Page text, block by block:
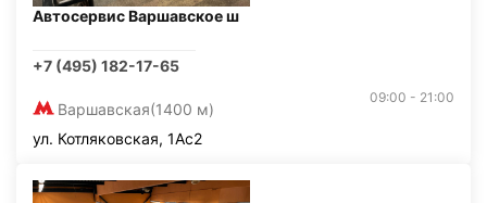
Автосервис Варшавское ш
+7 (495) 182-17-65
Варшавская(1400 м)
09:00 - 21:00
ул. Котляковская, 1Ас2